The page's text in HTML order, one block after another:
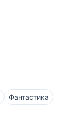
Фантастика